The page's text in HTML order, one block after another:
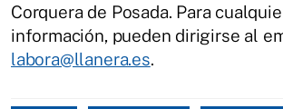
Corquera de Posada. Para
información, pueden dirigirse al
labora@llanera.es.